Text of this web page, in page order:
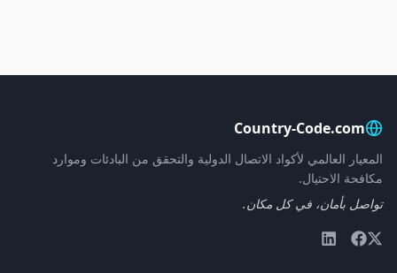
Country-Code.com
المعيار العالمي لأكواد الاتصال الدولية والتحقق من البادئات وموارد
مكافحة الاحتيال.
تواصل بأمان، في كل مكان.